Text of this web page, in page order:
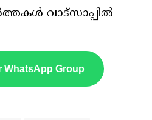
വാട്സാപ്പിൽ
WhatsApp Group